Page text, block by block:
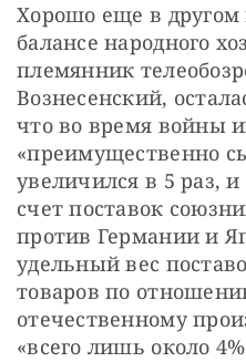
Хорошо еще в другом
балансе народного
племянник
Вознесенский,
что во время войны
«преимущественно
увеличился в 5 раз,
счет поставок
против Германии и
удельный вес
товаров по
отечественному
«всего лишь около